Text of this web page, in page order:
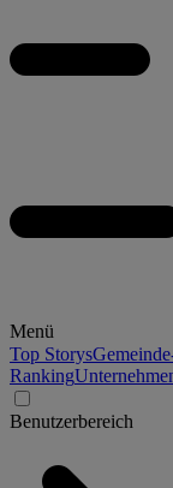
Menü
Top Storys
Ranking
Benutzerbereich